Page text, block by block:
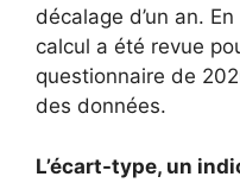
décalage d’un an.
calcul a été revue
questionnaire de
des données.
L’écart-type, un